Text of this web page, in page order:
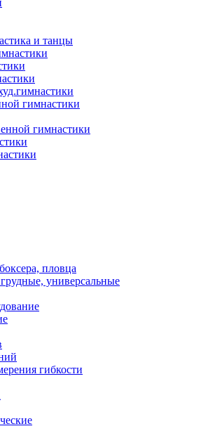
и танцы
гимнастики
гимнастики
пловца
универсальные
гибкости